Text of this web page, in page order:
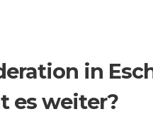
in
es weiter?